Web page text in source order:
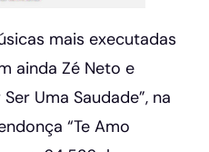
mais executadas
ainda Zé Neto e
Uma Saudade”, na
“Te Amo